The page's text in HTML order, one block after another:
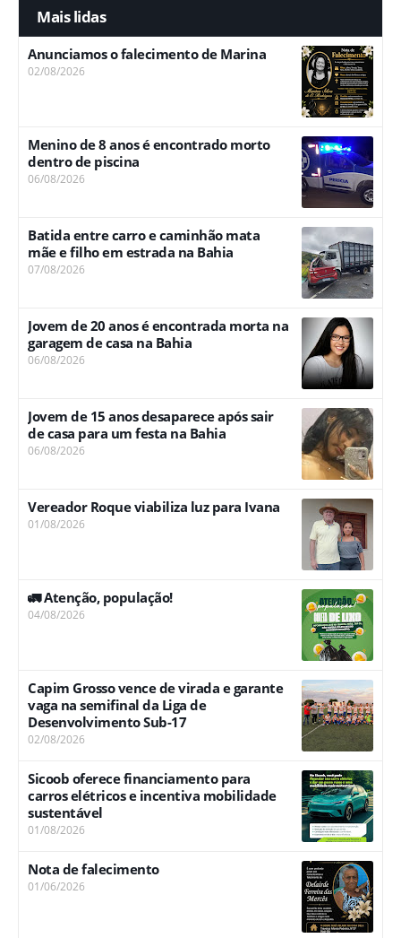
Mais lidas
Anunciamos o falecimento de Marina
02/08/2026
Menino de 8 anos é encontrado morto
dentro de piscina
06/08/2026
Batida entre carro e caminhão mata
mãe e filho em estrada na Bahia
07/08/2026
Jovem de 20 anos é encontrada morta na
garagem de casa na Bahia
06/08/2026
Jovem de 15 anos desaparece após sair
de casa para um festa na Bahia
06/08/2026
Vereador Roque viabiliza luz para Ivana
01/08/2026
🚛 Atenção, população!
04/08/2026
Capim Grosso vence de virada e garante
vaga na semifinal da Liga de
Desenvolvimento Sub-17
02/08/2026
Sicoob oferece financiamento para
carros elétricos e incentiva mobilidade
sustentável
01/08/2026
Nota de falecimento
01/06/2026